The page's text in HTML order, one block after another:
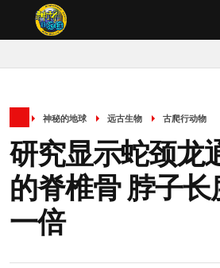
神秘的地球 远古生物 古爬行动物
研究显示蛇颈龙
的脊椎骨 脖子长
一倍